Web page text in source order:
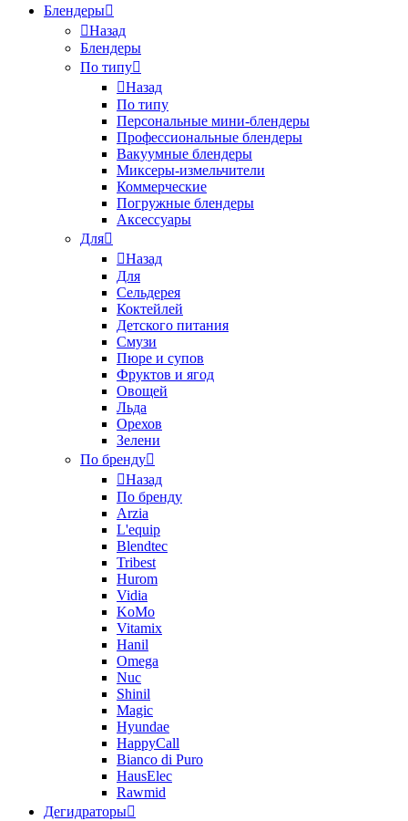
Блендеры
Назад
Блендеры
По типу
Назад
По типу
Персональные мини-блендеры
Профессиональные блендеры
Вакуумные блендеры
Миксеры-измельчители
Коммерческие
Погружные блендеры
Аксессуары
Для
Назад
Для
Сельдерея
Коктейлей
Детского питания
Смузи
Пюре и супов
Фруктов и ягод
Овощей
Льда
Орехов
Зелени
По бренду
Назад
По бренду
Arzia
L'equip
Blendtec
Tribest
Hurom
Vidia
KoMo
Vitamix
Hanil
Omega
Nuc
Shinil
Magic
Hyundae
HappyCall
Bianco di Puro
HausElec
Rawmid
Дегидраторы